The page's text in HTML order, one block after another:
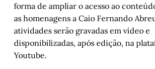
forma de ampliar o acesso ao
as homenagens a Caio Fernando
atividades serão gravadas em vídeo e
disponibilizadas, após edição, na
Youtube.